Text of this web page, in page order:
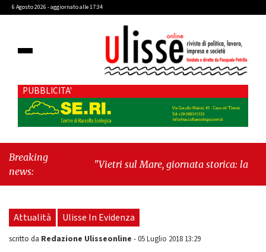
6 Agosto 2026 - aggiornato alle 17:34
PUBBLICITA'
Breaking
news:
"Vietri sul Mare, giornata storica: la ceramica
Attualità Ulisse In Evidenza
scritto da Redazione Ulisseonline -05 Luglio 2018 13:29